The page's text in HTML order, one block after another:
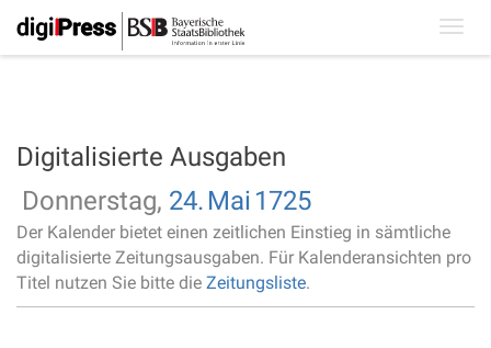
Digitalisierte Ausgaben
Donnerstag, 24. Mai 1725
Der Kalender bietet einen zeitlichen Einstieg in sämtliche
digitalisierte Zeitungsausgaben. Für Kalenderansichten pro
Titel nutzen Sie bitte die Zeitungsliste.